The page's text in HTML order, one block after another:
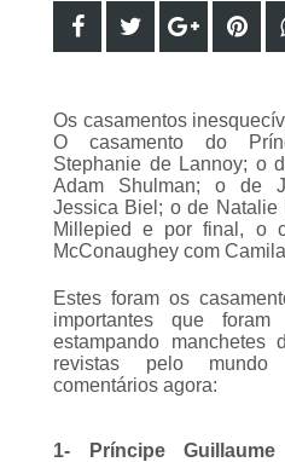
O casamento do
Stephanie de Lannoy; o
Adam Shulman; o de
Jessica Biel; o de Natalie
Millepied e por final, o
McConaughey com
importantes que
estampando
revistas pelo
comentários agora:
Lannoy